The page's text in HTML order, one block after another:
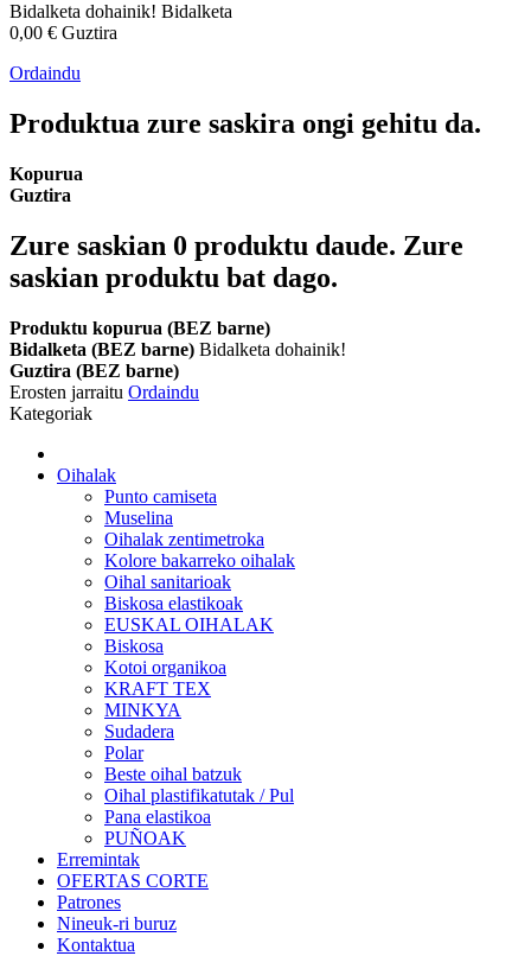
Bidalketa dohainik! Bidalketa
0,00 € Guztira
Ordaindu
Produktua zure saskira ongi gehitu da.
Kopurua
Guztira
Zure saskian 0 produktu daude. Zure
saskian produktu bat dago.
Produktu kopurua (BEZ barne)
Bidalketa (BEZ barne) Bidalketa dohainik!
Guztira (BEZ barne)
Erosten jarraitu Ordaindu
Kategoriak
Oihalak
Punto camiseta
Muselina
Oihalak zentimetroka
Kolore bakarreko oihalak
Oihal sanitarioak
Biskosa elastikoak
EUSKAL OIHALAK
Biskosa
Kotoi organikoa
KRAFT TEX
MINKYA
Sudadera
Polar
Beste oihal batzuk
Oihal plastifikatutak / Pul
Pana elastikoa
PUÑOAK
Erremintak
OFERTAS CORTE
Patrones
Nineuk-ri buruz
Kontaktua